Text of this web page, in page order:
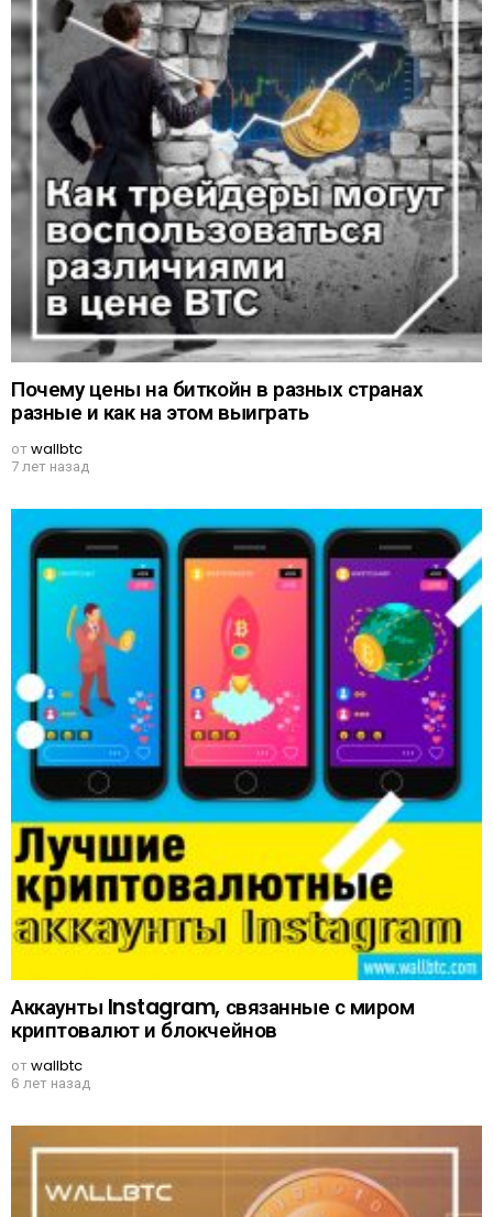
Почему цены на биткойн в разных странах
разные и как на этом выиграть
отwallbtc
7 лет назад
Аккаунты Instagram, связанные с миром
криптовалют и блокчейнов
отwallbtc
6 лет назад